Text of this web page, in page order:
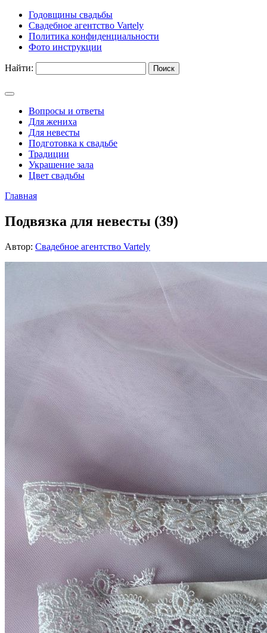
Годовщины свадьбы
Свадебное агентство Vartely
Политика конфиденциальности
Фото инструкции
Найти:
Вопросы и ответы
Для жениха
Для невесты
Подготовка к свадьбе
Традиции
Украшение зала
Цвет свадьбы
Главная
Подвязка для невесты (39)
Автор: Свадебное агентство Vartely